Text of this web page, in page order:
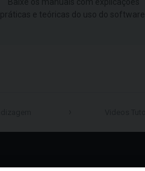
práticas e teóricas do uso do software.